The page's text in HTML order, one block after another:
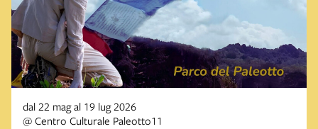
dal 22 mag al 19 lug 2026
@ Centro Culturale Paleotto11